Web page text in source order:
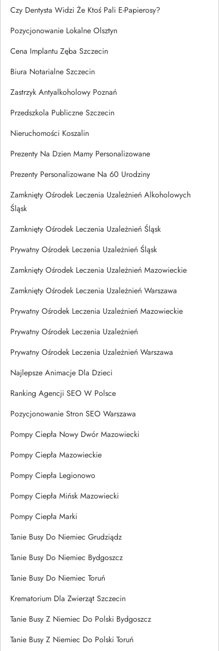
Czy Dentysta Widzi Że Ktoś Pali E-Papierosy?
Pozycjonowanie Lokalne Olsztyn
Cena Implantu Zęba Szczecin
Biura Notarialne Szczecin
Zastrzyk Antyalkoholowy Poznań
Przedszkola Publiczne Szczecin
Nieruchomości Koszalin
Prezenty Na Dzien Mamy Personalizowane
Prezenty Personalizowane Na 60 Urodziny
Zamknięty Ośrodek Leczenia Uzależnień Alkoholowych
Śląsk
Zamknięty Ośrodek Leczenia Uzależnień Śląsk
Prywatny Ośrodek Leczenia Uzależnień Śląsk
Zamknięty Ośrodek Leczenia Uzależnień Mazowieckie
Zamknięty Ośrodek Leczenia Uzależnień Warszawa
Prywatny Ośrodek Leczenia Uzależnień Mazowieckie
Prywatny Ośrodek Leczenia Uzależnień
Prywatny Ośrodek Leczenia Uzależnień Warszawa
Najlepsze Animacje Dla Dzieci
Ranking Agencji SEO W Polsce
Pozycjonowanie Stron SEO Warszawa
Pompy Ciepła Nowy Dwór Mazowiecki
Pompy Ciepła Mazowieckie
Pompy Ciepła Legionowo
Pompy Ciepła Mińsk Mazowiecki
Pompy Ciepła Marki
Tanie Busy Do Niemiec Grudziądz
Tanie Busy Do Niemiec Bydgoszcz
Tanie Busy Do Niemiec Toruń
Krematorium Dla Zwierząt Szczecin
Tanie Busy Z Niemiec Do Polski Bydgoszcz
Tanie Busy Z Niemiec Do Polski Toruń